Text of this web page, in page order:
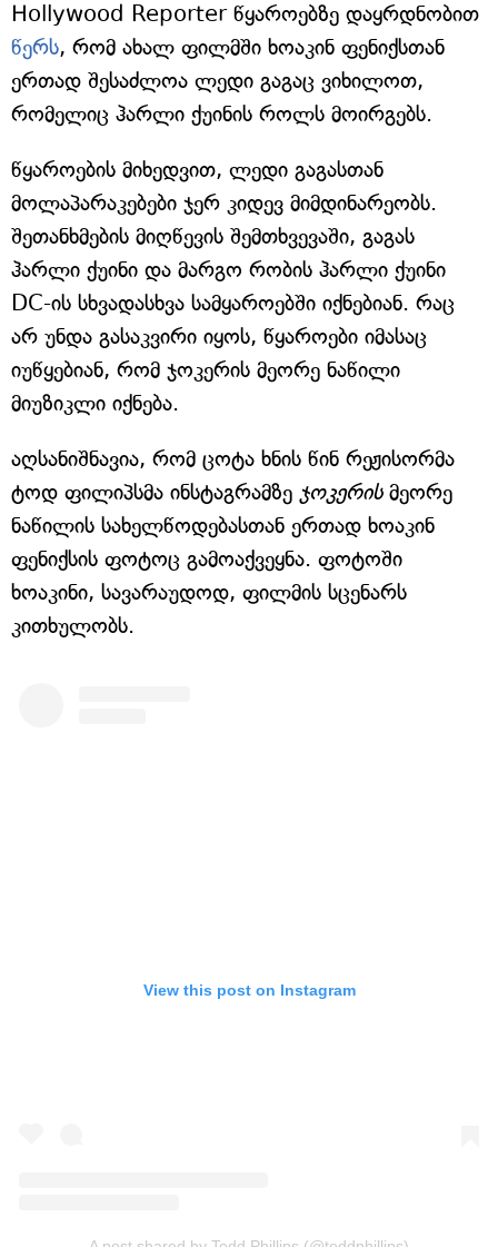
Hollywood Reporter წყაროებზე დაყრდნობით
წერს, რომ ახალ ფილმში ხოაკინ ფენიქსთან
ერთად შესაძლოა ლედი გაგაც ვიხილოთ,
რომელიც ჰარლი ქუინის როლს მოირგებს.
წყაროების მიხედვით, ლედი გაგასთან
მოლაპარაკებები ჯერ კიდევ მიმდინარეობს.
შეთანხმების მიღწევის შემთხვევაში, გაგას
ჰარლი ქუინი და მარგო რობის ჰარლი ქუინი
DC-ის სხვადასხვა სამყაროებში იქნებიან. რაც
არ უნდა გასაკვირი იყოს, წყაროები იმასაც
იუწყებიან, რომ ჯოკერის მეორე ნაწილი
მიუზიკლი იქნება.
აღსანიშნავია, რომ ცოტა ხნის წინ რეჟისორმა
ტოდ ფილიპსმა ინსტაგრამზე ჯოკერისმეორე
ნაწილის სახელწოდებასთან ერთად ხოაკინ
ფენიქსის ფოტოც გამოაქვეყნა. ფოტოში
ხოაკინი, სავარაუდოდ, ფილმის სცენარს
კითხულობს.
View this post on Instagram